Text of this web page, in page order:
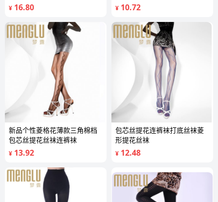
¥ 16.80 ¥ 10.72
新品个性菱格花薄款三角棉档
包芯丝提花丝袜连裤袜
¥ 13.92
包芯丝提花连裤袜打底丝袜菱
形提花丝袜
¥ 12.48